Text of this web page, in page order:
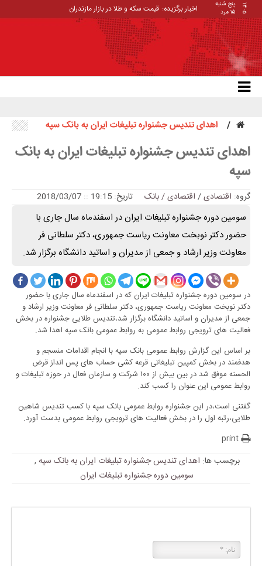
۱۴۰۵
پنج شنبه
۱۵ مرد
اخبار برگزیده: قیمت سکه و طلا در بازار مازندران
اهدای تندیس جشنواره تبلیغات ایران به بانک سپه
اهدای تندیس جشنواره تبلیغات ایران به بانک
سپه
گروه: اقتصادی/ اقتصادی / بانک تاریخ: 19:15 :: 2018/03/07
سومین دوره جشنواره تبلیغات ایران در اسفندماه سال جاری با
حضور دکتر نوبخت معاونت ریاست جمهوری، دکتر سلطانی فر
معاونت وزیر ارشاد و جمعی از مدیران و اساتید دانشگاه برگزار شد.
در سومین دوره جشنواره تبلیغات ایران که در اسفندماه سال جاری با حضور
دکتر نوبخت معاونت ریاست جمهوری، دکتر سلطانی فر معاونت وزیر ارشاد و
جمعی از مدیران و اساتید دانشگاه برگزار شد،تندیس طلایی جشنواره در بخش
فعالیت های ترویجی روابط عمومی به روابط عمومی بانک سپه اهدا شد.
بر اساس این گزارش روابط عمومی بانک سپه با انجام اقدامات منسجم و
هدفمند در بخش کمپین تبلیغاتی قرعه کشی حساب های پس انداز قرض
الحسنه موفق شد در بین بیش از ۱۰۰ شرکت و سازمان فعال در حوزه تبلیغات و
روابط عمومی این عنوان را کسب کند.
گفتنی است،در این جشنواره روابط عمومی بانک سپه با کسب تندیس شاهین
طلایی،رتبه اول را در بخش فعالیت های ترویجی روابط عمومی بدست آورد.
print
برچسب ها: اهدای تندیس جشنواره تبلیغات ایران به بانک سپه ,
سومین دوره جشنواره تبلیغات ایران